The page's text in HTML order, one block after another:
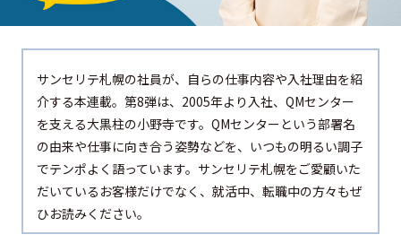
サンセリテ札幌の社員が、自らの仕事内容や入社理由を紹
介する本連載。第8弾は、2005年より入社、QMセンター
を支える大黒柱の小野寺です。QMセンターという部署名
の由来や仕事に向き合う姿勢などを、いつもの明るい調子
でテンポよく語っています。サンセリテ札幌をご愛顧いた
だいているお客様だけでなく、就活中、転職中の方々もぜ
ひお読みください。